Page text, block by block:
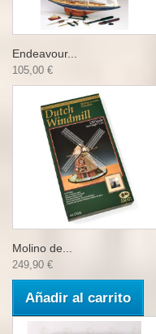
Endeavour...
105,00 €
Molino de...
249,90 €
Añadir al carrito